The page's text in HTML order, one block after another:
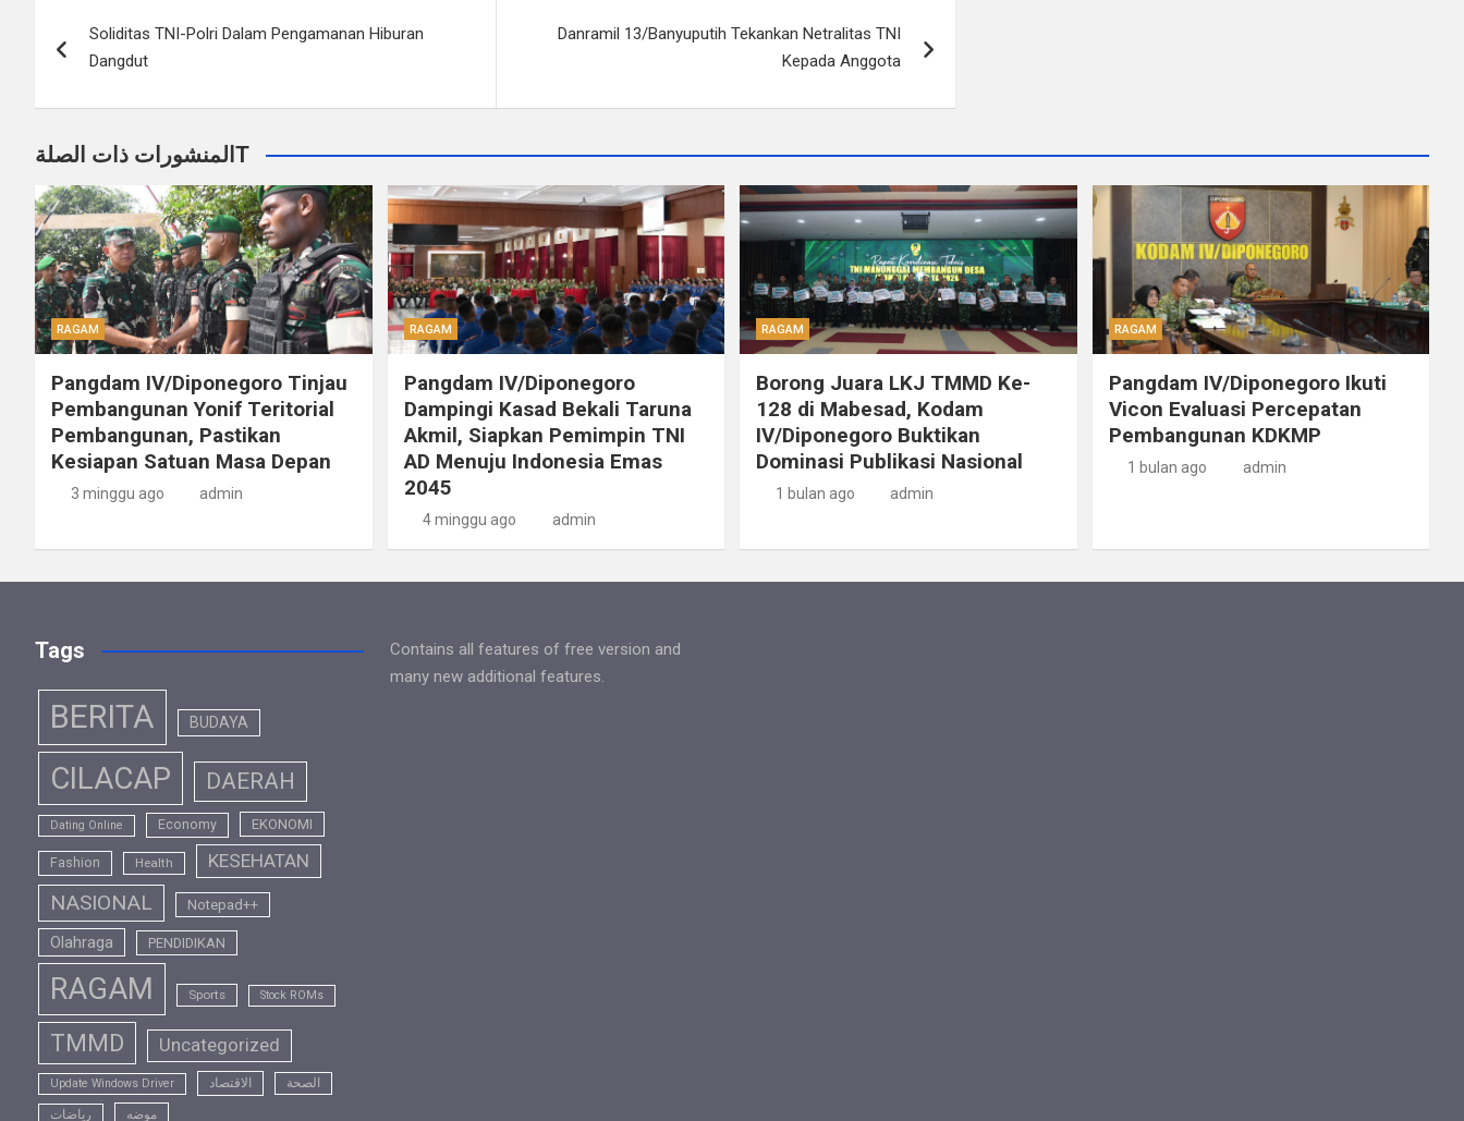
posSoliditas TNI-Polri Dalam Pengamanan Hiburan
Dangdut
Danramil 13/Banyuputih Tekankan Netralitas TNI
Kepada Anggota
المنشورات ذات الصلةT
RAGAM
Pangdam IV/Diponegoro Tinjau
Pembangunan Yonif Teritorial
Pembangunan, Pastikan
Kesiapan Satuan Masa Depan
3 minggu ago admin
RAGAM
Pangdam IV/Diponegoro
Dampingi Kasad Bekali Taruna
Akmil, Siapkan Pemimpin TNI
AD Menuju Indonesia Emas
2045
4 minggu ago admin
RAGAM
Borong Juara LKJ TMMD Ke-
128 di Mabesad, Kodam
IV/Diponegoro Buktikan
Dominasi Publikasi Nasional
1 bulan ago admin
RAGAM
Pangdam IV/Diponegoro Ikuti
Vicon Evaluasi Percepatan
Pembangunan KDKMP
1 bulan ago admin
Tags
BERITA BUDAYA
CILACAP DAERAH
Dating Online Economy EKONOMI
Fashion Health KESEHATAN
NASIONAL Notepad++
Olahraga PENDIDIKAN
RAGAM Sports Stock ROMs
TMMD Uncategorized
Update Windows Driver الاقتصاد الصحة
رياضات موضه
Contains all features of free version and
many new additional features.